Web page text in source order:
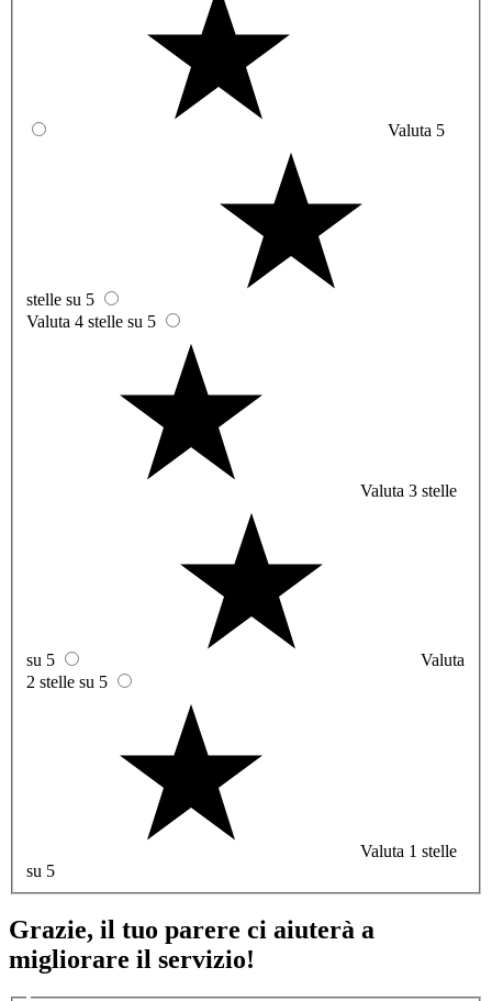
Valuta 5
stelle su 5
Valuta 4 stelle su 5
Valuta 3 stelle
su 5
Valuta
2 stelle su 5
Valuta 1 stelle
su 5
Grazie, il tuo parere ci aiuterà a
migliorare il servizio!